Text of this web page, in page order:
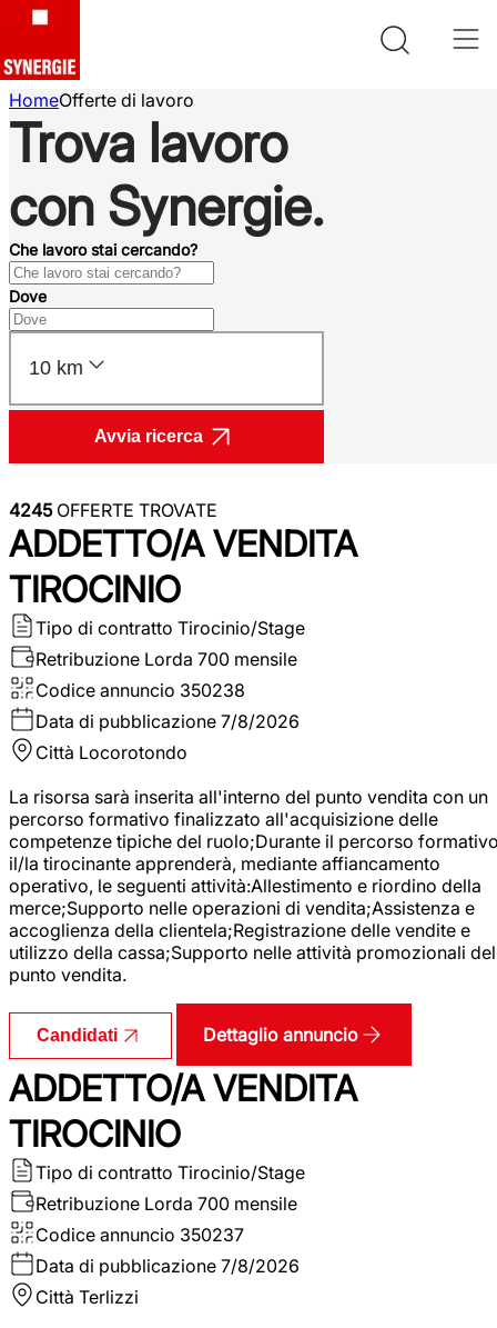
HomeOfferte di lavoro
Trova lavoro
con Synergie.
Che lavoro stai cercando?
Dove
10 km
Avvia ricerca
4245OFFERTE TROVATE
ADDETTO/A VENDITA
TIROCINIO
Tipo di contratto Tirocinio/Stage
Retribuzione Lorda 700 mensile
Codice annuncio 350238
Data di pubblicazione 7/8/2026
Città Locorotondo
La risorsa sarà inserita all'interno del punto vendita con un
percorso formativo finalizzato all'acquisizione delle
competenze tipiche del ruolo;Durante il percorso
il/la tirocinante apprenderà, mediante affiancamento
operativo, le seguenti attività:Allestimento e riordino della
merce;Supporto nelle operazioni di vendita;Assistenza e
accoglienza della clientela;Registrazione delle vendite e
utilizzo della cassa;Supporto nelle attività promozionali del
punto vendita.
Candidati Dettaglio annuncio
ADDETTO/A VENDITA
TIROCINIO
Tipo di contratto Tirocinio/Stage
Retribuzione Lorda 700 mensile
Codice annuncio 350237
Data di pubblicazione 7/8/2026
Città Terlizzi